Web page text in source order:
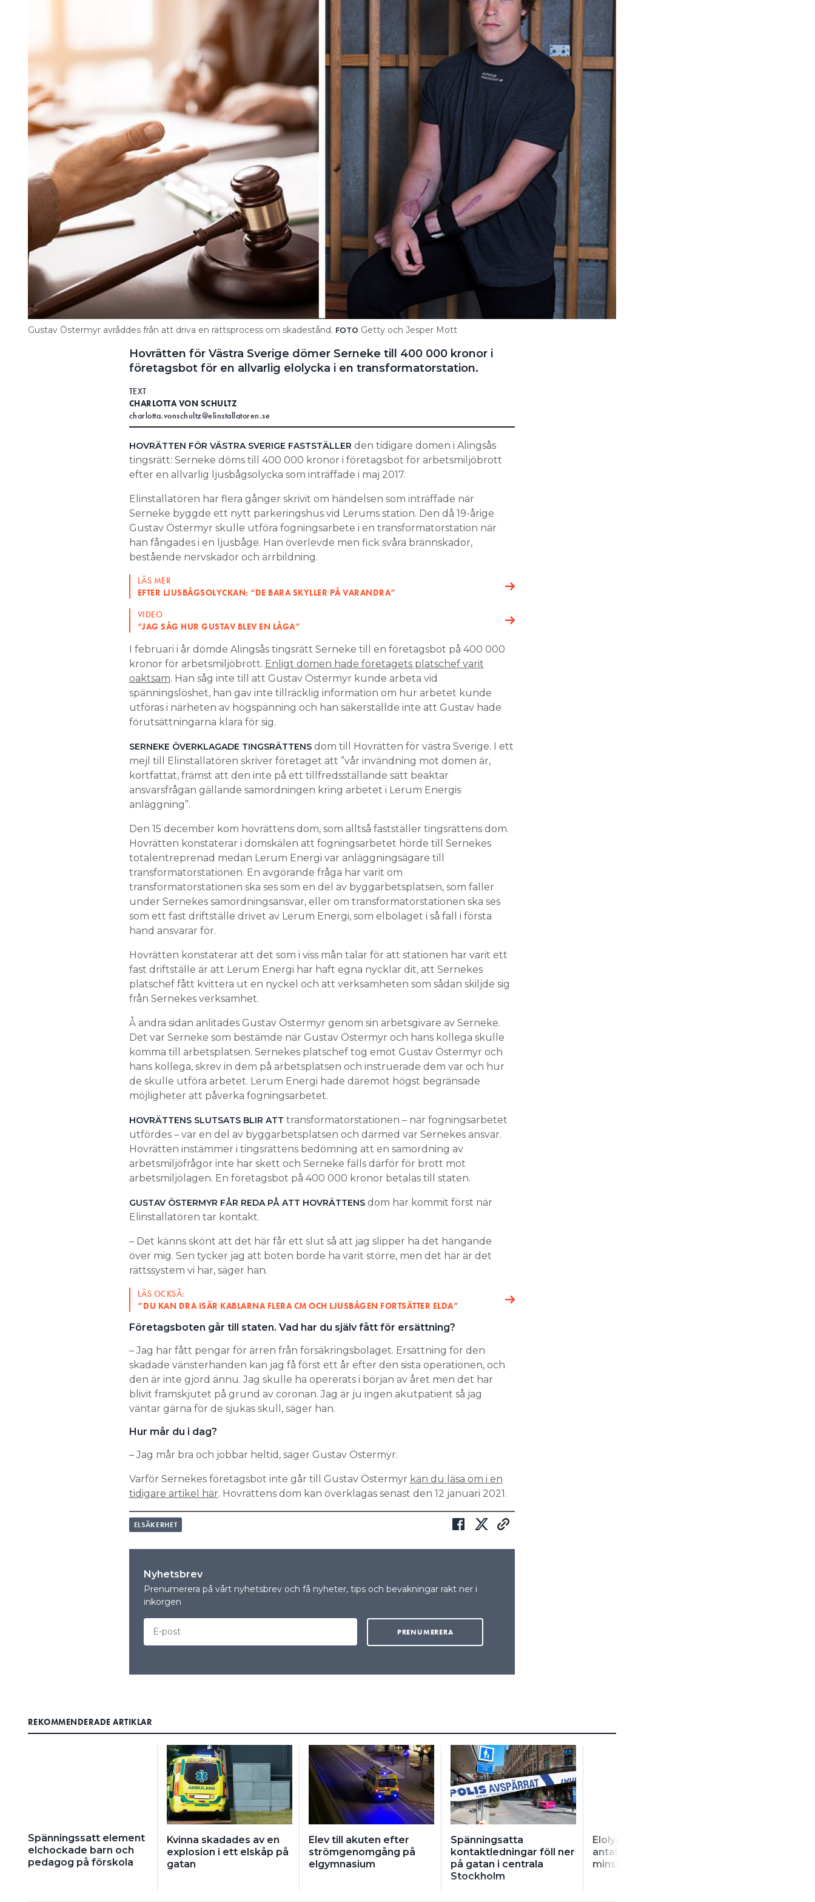
Gustav Östermyr avråddes från att driva en rättsprocess om skadestånd. FOTO Getty och Jesper Mott
Hovrätten för Västra Sverige dömer Serneke till 400 000 kronor i
företagsbot för en allvarlig elolycka i en transformatorstation.
TEXT
CHARLOTTA VON SCHULTZ
charlotta.vonschultz@elinstallatoren.se
HOVRÄTTEN FÖR VÄSTRA SVERIGE FASTSTÄLLER den tidigare domen i Alingsås
tingsrätt: Serneke döms till 400 000 kronor i företagsbot för arbetsmiljöbrott
efter en allvarlig ljusbågsolycka som inträffade i maj 2017.
Elinstallatören har flera gånger skrivit om händelsen som inträffade när
Serneke byggde ett nytt parkeringshus vid Lerums station. Den då 19-årige
Gustav Östermyr skulle utföra fogningsarbete i en transformatorstation när
han fångades i en ljusbåge. Han överlevde men fick svåra brännskador,
bestående nervskador och ärrbildning.
LÄS MER
EFTER LJUSBÅGSOLYCKAN: “DE BARA SKYLLER PÅ VARANDRA”
VIDEO
“JAG SÅG HUR GUSTAV BLEV EN LÅGA”
I februari i år dömde Alingsås tingsrätt Serneke till en företagsbot på 400 000
kronor för arbetsmiljöbrott. Enligt domen hade företagets platschef varit
oaktsam. Han såg inte till att Gustav Östermyr kunde arbeta vid
spänningslöshet, han gav inte tillräcklig information om hur arbetet kunde
utföras i närheten av högspänning och han säkerställde inte att Gustav hade
förutsättningarna klara för sig.
SERNEKE ÖVERKLAGADE TINGSRÄTTENSdom till Hovrätten för västra Sverige. I ett
mejl till Elinstallatören skriver företaget att ”vår invändning mot domen är,
kortfattat, främst att den inte på ett tillfredsställande sätt beaktar
ansvarsfrågan gällande samordningen kring arbetet i Lerum Energis
anläggning”.
Den 15 december kom hovrättens dom, som alltså fastställer tingsrättens dom.
Hovrätten konstaterar i domskälen att fogningsarbetet hörde till Sernekes
totalentreprenad medan Lerum Energi var anläggningsägare till
transformatorstationen. En avgörande fråga har varit om
transformatorstationen ska ses som en del av byggarbetsplatsen, som faller
under Sernekes samordningsansvar, eller om transformatorstationen ska ses
som ett fast driftställe drivet av Lerum Energi, som elbolaget i så fall i första
hand ansvarar för.
Hovrätten konstaterar att det som i viss mån talar för att stationen har varit ett
fast driftställe är att Lerum Energi har haft egna nycklar dit, att Sernekes
platschef fått kvittera ut en nyckel och att verksamheten som sådan skiljde sig
från Sernekes verksamhet.
Å andra sidan anlitades Gustav Östermyr genom sin arbetsgivare av Serneke.
Det var Serneke som bestämde när Gustav Östermyr och hans kollega skulle
komma till arbetsplatsen. Sernekes platschef tog emot Gustav Östermyr och
hans kollega, skrev in dem på arbetsplatsen och instruerade dem var och hur
de skulle utföra arbetet. Lerum Energi hade däremot högst begränsade
möjligheter att påverka fogningsarbetet.
HOVRÄTTENS SLUTSATS BLIR ATT transformatorstationen – när fogningsarbetet
utfördes – var en del av byggarbetsplatsen och därmed var Sernekes ansvar.
Hovrätten instämmer i tingsrättens bedömning att en samordning av
arbetsmiljöfrågor inte har skett och Serneke fälls därför för brott mot
arbetsmiljölagen. En företagsbot på 400 000 kronor betalas till staten.
GUSTAV ÖSTERMYR FÅR REDA PÅ ATT HOVRÄTTENSdom har kommit först när
Elinstallatören tar kontakt.
– Det känns skönt att det här får ett slut så att jag slipper ha det hängande
över mig. Sen tycker jag att boten borde ha varit större, men det här är det
rättssystem vi har, säger han.
LÄS OCKSÅ:
”DU KAN DRA ISÄR KABLARNA FLERA CM OCH LJUSBÅGEN FORTSÄTTER ELDA”
Företagsboten går till staten. Vad har du själv fått för ersättning?
– Jag har fått pengar för ärren från försäkringsbolaget. Ersättning för den
skadade vänsterhanden kan jag få först ett år efter den sista operationen, och
den är inte gjord ännu. Jag skulle ha opererats i början av året men det har
blivit framskjutet på grund av coronan. Jag är ju ingen akutpatient så jag
väntar gärna för de sjukas skull, säger han.
Hur mår du i dag?
– Jag mår bra och jobbar heltid, säger Gustav Östermyr.
Varför Sernekes företagsbot inte går till Gustav Östermyr kan du läsa om i en
tidigare artikel här. Hovrättens dom kan överklagas senast den 12 januari 2021.
ELSÄKERHET
Nyhetsbrev
Prenumerera på vårt nyhetsbrev och få nyheter, tips och bevakningar rakt ner i
inkorgen
REKOMMENDERADE ARTIKLAR
Spänningssatt element
elchockade barn och
pedagog på förskola
Kvinna skadades av en
explosion i ett elskåp på
gatan
Elev till akuten efter
strömgenomgång på
elgymnasium
Spänningsatta
kontaktledningar föll ner
på gatan i centrala
Stockholm
Elolyckorna ökar – men
antalet sjukskrivningar
minskar